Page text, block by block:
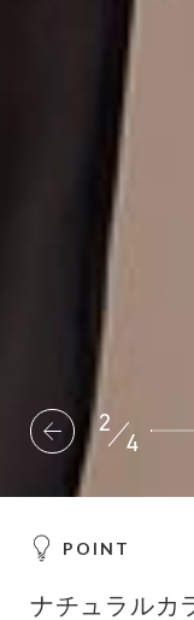
2
4
POINT
ナチュラルカ